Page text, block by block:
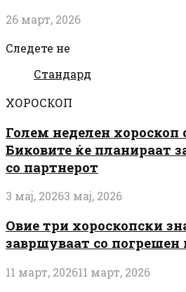
26 март, 2026
Следете не
Стандард
ХОРОСКОП
Голем неделен хороскоп
Биковите ќе планираат
со партнерот
3 мај, 20263 мај, 2026
Овие три хороскопски
завршуваат со погрешен
11 март, 202611 март, 2026